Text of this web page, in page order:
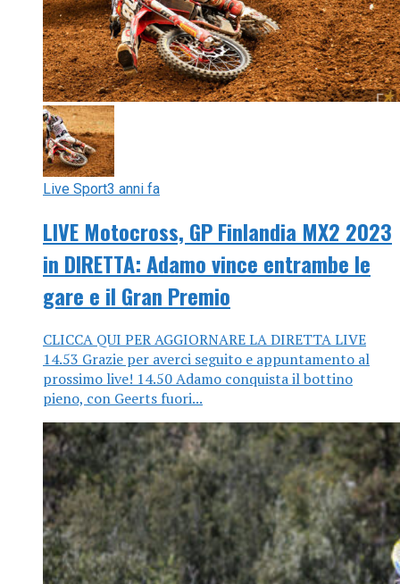
Live Sport3 anni fa
LIVE Motocross, GP Finlandia MX2 2023
in DIRETTA: Adamo vince entrambe le
gare e il Gran Premio
CLICCA QUI PER AGGIORNARE LA DIRETTA LIVE
14.53 Grazie per averci seguito e appuntamento al
prossimo live! 14.50 Adamo conquista il bottino
pieno, con Geerts fuori...